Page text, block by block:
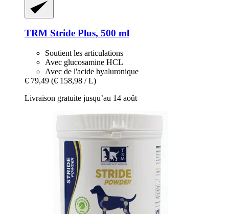
TRM Stride Plus, 500 ml
Soutient les articulations
Avec glucosamine HCL
Avec de l'acide hyaluronique
€ 79,49 (€ 158,98 / L)
Livraison gratuite jusqu’au 14 août